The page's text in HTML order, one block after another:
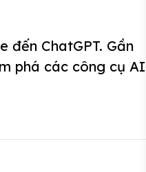
đến ChatGPT. Gần
phá các công cụ AI